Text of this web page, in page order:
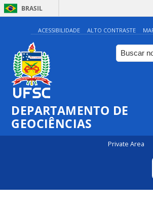
BRASIL
ACESSIBILIDADE ALTO CONTRASTE
DEPARTAMENTO DE
GEOCIÊNCIAS
Private Area